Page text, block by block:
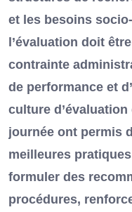
et les besoins
l’évaluation doit
contrainte
de performance et
culture
journée ont permis
meilleures
formuler des
procédures,